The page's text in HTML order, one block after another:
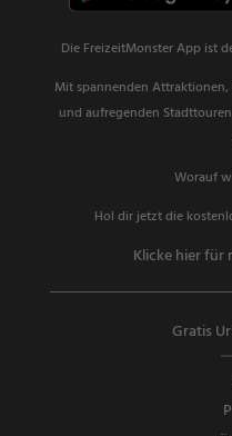
Die FreizeitMonster App ist
Mit spannenden
und aufregenden
Worauf
Hol dir jetzt die
Klicke hier
Gratis